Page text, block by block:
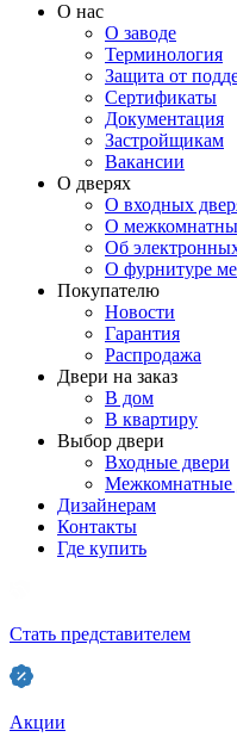
О нас
О заводе
Терминология
Защита от
Сертификаты
Документация
Застройщикам
Вакансии
О дверях
О входных
О
Об
О фурнитуре
Покупателю
Новости
Гарантия
Распродажа
Двери на заказ
В дом
В квартиру
Выбор двери
Входные двери
Межкомнатные
Дизайнерам
Контакты
Где купить
Стать представителем
Акции